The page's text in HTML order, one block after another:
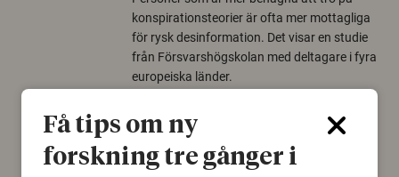
konspirationsteorier är ofta mer mottagliga
för rysk desinformation. Det visar en studie
från Försvarshögskolan med deltagare i fyra
europeiska länder.
Få tips om ny
forskning tre gånger i